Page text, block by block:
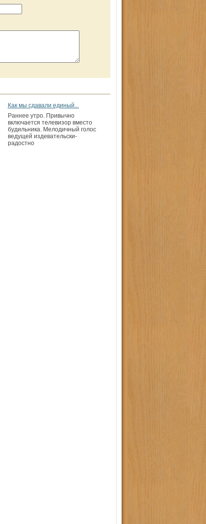
Как мы сдавали единый...
Раннее утро. Привычно
включается телевизор вместо
будильника. Мелодичный голос
ведущей издевательски-
радостно